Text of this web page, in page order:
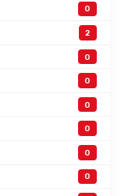
0
2
0
0
0
0
0
0